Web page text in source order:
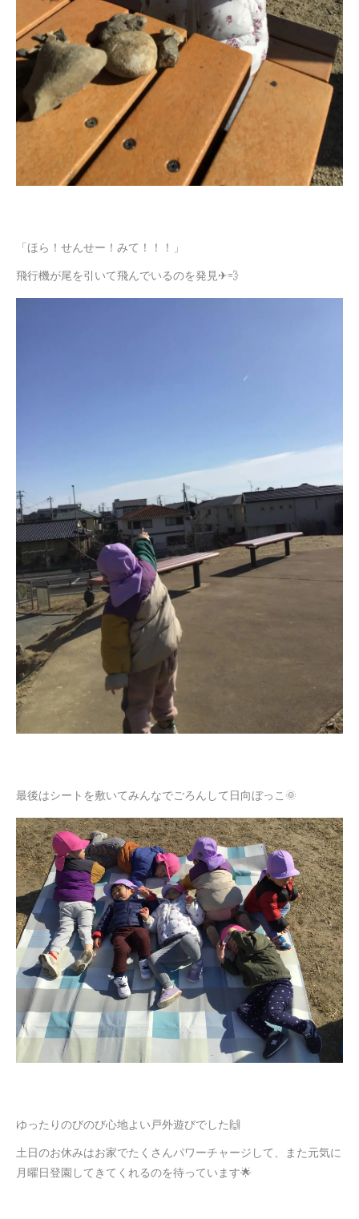
「ほら！せんせー！みて！！！」
飛行機が尾を引いて飛んでいるのを発見✈💨
最後はシートを敷いてみんなでごろんして日向ぼっこ🌞
ゆったりのびのび心地よい戸外遊びでした🙌
土日のお休みはお家でたくさんパワーチャージして、また元気に
月曜日登園してきてくれるのを待っています🌟